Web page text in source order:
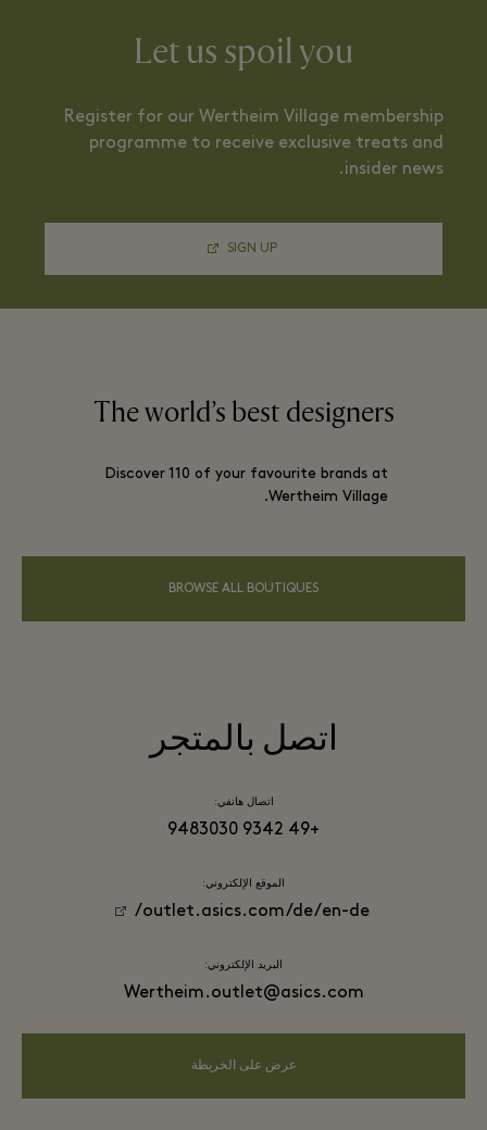
Let us spoil you
Register for our Wertheim Village membership
programme to receive exclusive treats and
insider news.
SIGN UP
The world’s best designers
Discover 110 of your favourite brands at
Wertheim Village.
BROWSE ALL BOUTIQUES
اتصل بالمتجر
اتصال هاتفي:
+49 9342 9483030
الموقع الإلكتروني:
outlet.asics.com/de/en-de/
البريد الإلكتروني:
Wertheim.outlet@asics.com
عرض على الخريطة